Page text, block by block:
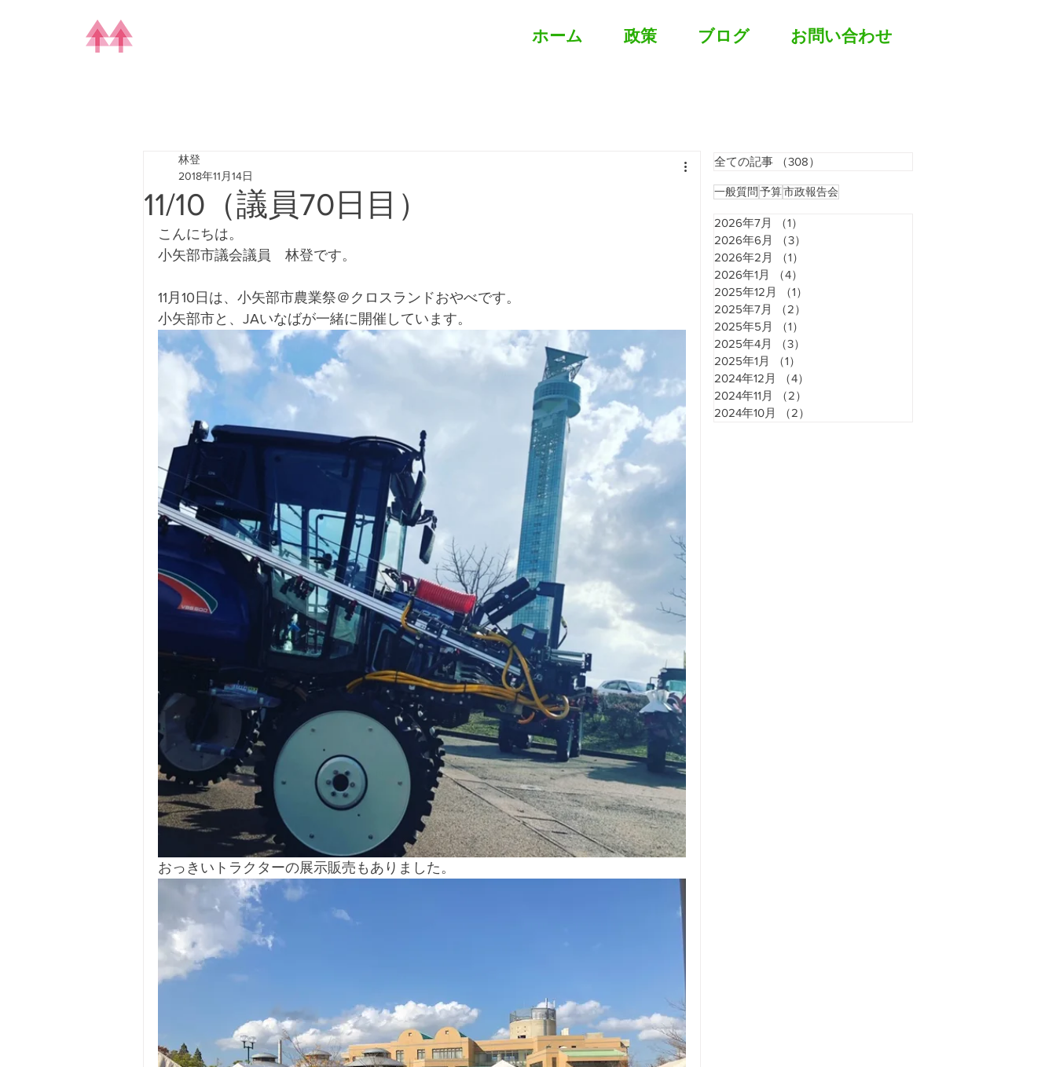
ホーム 政策 ブログ お問い合わせ
11/10（議員70日目）
林登
2018年11月14日
こんにちは。
小矢部市議会議員　林登です。
11月10日は、小矢部市農業祭＠クロスランドおやべです。
小矢部市と、JAいなばが一緒に開催しています。
おっきいトラクターの展示販売もありました。
全ての記事 （308）
一般質問 予算市政報告会
2026年7月 （1）
2026年6月
（3）
2026年2月
（1）
2026年1月
（4）
2025年12月
（1）
2025年7月
（2）
2025年5月
（1）
2025年4月
（3）
2025年1月
（1）
2024年12月
（4）
2024年11月
（2）
2024年10月
（2）